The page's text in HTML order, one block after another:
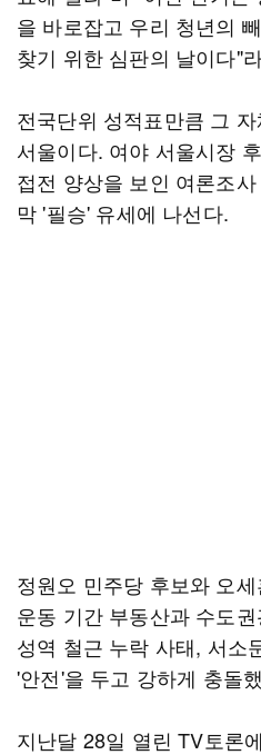
을 바로잡고 우리 청년의
찾기 위한 심판의 날이다"
전국단위 성적표만큼 그
서울이다. 여야 서울시장
접전 양상을 보인 여론조
막 '필승' 유세에 나선다.
정원오 민주당 후보와 오
운동 기간 부동산과 수도
성역 철근 누락 사태, 서소
'안전'을 두고 강하게 충돌
지난달 28일 열린 TV토론